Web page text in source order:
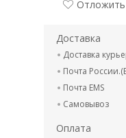
Доставка
Доставка
Почта
Почта EMS
Самовывоз
Оплата